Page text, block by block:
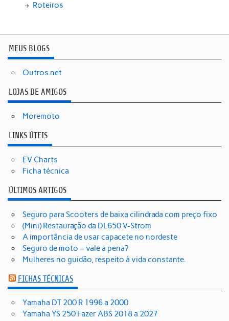
Roteiros
MEUS BLOGS
Outros.net
LOJAS DE AMIGOS
Moremoto
LINKS ÚTEIS
EV Charts
Ficha técnica
ÚLTIMOS ARTIGOS
Seguro para Scooters de baixa cilindrada com preço fixo
(Mini) Restauração da DL650 V-Strom
A importância de usar capacete no nordeste
Seguro de moto – vale a pena?
Mulheres no guidão, respeito à vida constante.
FICHAS TÉCNICAS
Yamaha DT 200 R 1996 a 2000
Yamaha YS 250 Fazer ABS 2018 a 2027